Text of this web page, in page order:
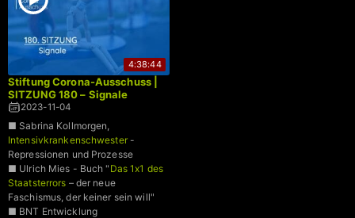
4:38:44
Stiftung Corona-Ausschuss |
SITZUNG 180 – Signale
2023-11-04
■ Sabrina Kollmorgen,
Intensivkrankenschwester-
Repressionen und Prozesse
■ Ulrich Mies - Buch " Das 1x1 des
Staatsterrors – der neue
Faschismus, der keiner sein will"
■ BNT Entwicklung